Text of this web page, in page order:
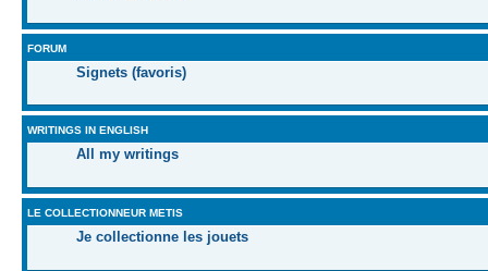
FORUM
Signets (favoris)
WRITINGS IN ENGLISH
All my writings
LE COLLECTIONNEUR METIS
Je collectionne les jouets